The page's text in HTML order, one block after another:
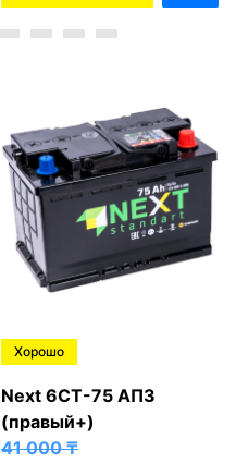
Хорошо
Next 6СТ-75 АПЗ
(правый+)
41 000₸